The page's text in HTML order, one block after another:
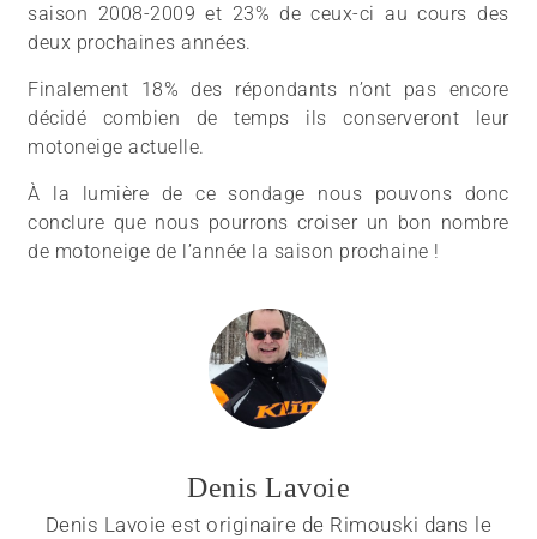
saison 2008-2009 et 23% de ceux-ci au cours des
deux prochaines années.
Finalement 18% des répondants n’ont pas encore
décidé combien de temps ils conserveront leur
motoneige actuelle.
À la lumière de ce sondage nous pouvons donc
conclure que nous pourrons croiser un bon nombre
de motoneige de l’année la saison prochaine !
Denis Lavoie
Denis Lavoie est originaire de Rimouski dans le